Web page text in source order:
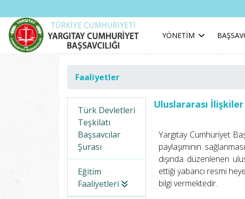
YÖNETİM
Faaliyetler
Türk Devletleri
Teşkilatı
Başsavcılar
Şurası
Eğitim
Faaliyetleri
Uluslararası İlişkiler
Yargıtay Cumhuriyet
paylaşımının
dışında düzenlenen
ettiği yabancı resmi
bilgi vermektedir.